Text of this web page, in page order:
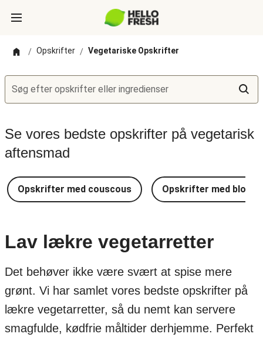
/ Opskrifter / Vegetariske Opskrifter
Søg efter opskrifter eller ingredienser
Se vores bedste opskrifter på vegetarisk
aftensmad
Opskrifter med couscous Opskrifter med
Lav lækre vegetarretter
Det behøver ikke være svært at spise mere
grønt. Vi har samlet vores bedste opskrifter på
lækre vegetarretter, så du nemt kan servere
smagfulde, kødfrie måltider derhjemme. Perfekt